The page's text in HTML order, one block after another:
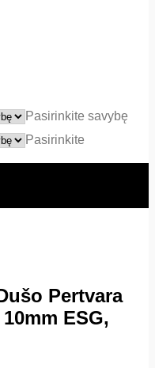
Pasirinkite savybę
Pasirinkite
Pertvara
ESG,